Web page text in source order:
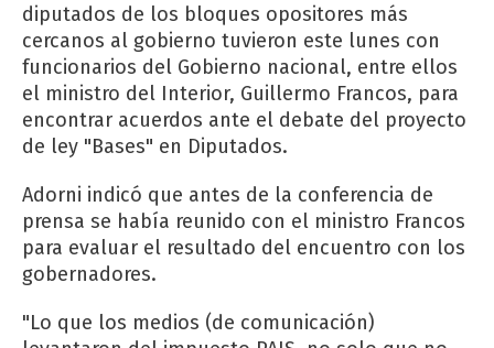
diputados de los bloques opositores más
cercanos al gobierno tuvieron este lunes con
funcionarios del Gobierno nacional, entre ellos
el ministro del Interior, Guillermo Francos, para
encontrar acuerdos ante el debate del proyecto
de ley "Bases" en Diputados.
Adorni indicó que antes de la conferencia de
prensa se había reunido con el ministro Francos
para evaluar el resultado del encuentro con los
gobernadores.
"Lo que los medios (de comunicación)